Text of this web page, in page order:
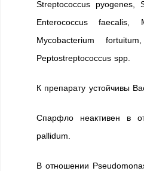
Streptococcus pyogenes,
Enterococcus faecalis,
Mycobacterium
Peptostreptococcus spp.
К препарату устойчивы
Спарфло неактивен в
pallidum.
В отношении